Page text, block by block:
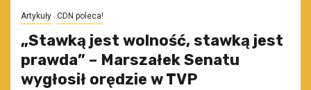
Artykuły CDN poleca!
„Stawką jest wolność, stawką jest
prawda” – Marszałek Senatu
wygłosił orędzie w TVP